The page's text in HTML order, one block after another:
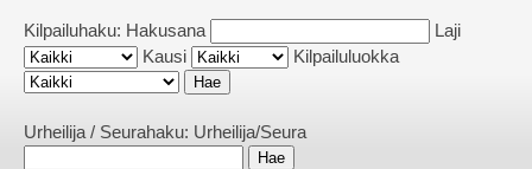
Kilpailuhaku: Hakusana
Laji
Kausi
Kilpailuluokka
Urheilija / Seurahaku: Urheilija/Seura